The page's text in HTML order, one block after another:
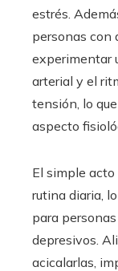
estrés.
personas con
experimentar
arterial y el
tensión, lo
aspecto
El simple
rutina diaria,
para
depresivos.
acicalarlas,